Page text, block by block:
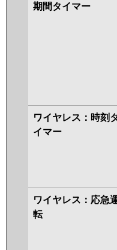
期間タイマー
ワイヤレス：時刻
イマー
ワイヤレス：応急
転